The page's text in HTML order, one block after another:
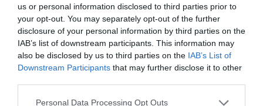
us or personal information disclosed to third parties prior to
your opt-out. You may separately opt-out of the further
disclosure of your personal information by third parties on the
IAB’s list of downstream participants. This information may
also be disclosed by us to third parties on the IAB’s List of
Downstream Participants that may further disclose it to other
Personal Data Processing Opt Outs